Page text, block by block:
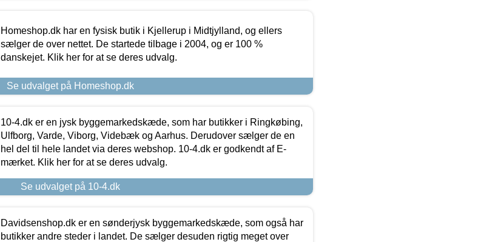
Homeshop.dk har en fysisk butik i Kjellerup i Midtjylland, og ellers
sælger de over nettet. De startede tilbage i 2004, og er 100 %
danskejet. Klik her for at se deres udvalg.
Se udvalget på Homeshop.dk
10-4.dk er en jysk byggemarkedskæde, som har butikker i Ringkøbing,
Ulfborg, Varde, Viborg, Videbæk og Aarhus. Derudover sælger de en
hel del til hele landet via deres webshop. 10-4.dk er godkendt af E-
mærket. Klik her for at se deres udvalg.
Se udvalget på 10-4.dk
Davidsenshop.dk er en sønderjysk byggemarkedskæde, som også har
butikker andre steder i landet. De sælger desuden rigtig meget over